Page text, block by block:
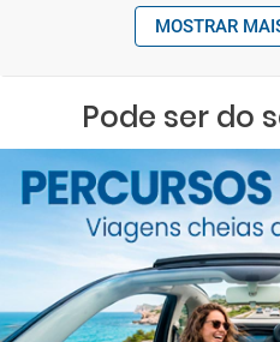
MOSTRAR
Pode ser do